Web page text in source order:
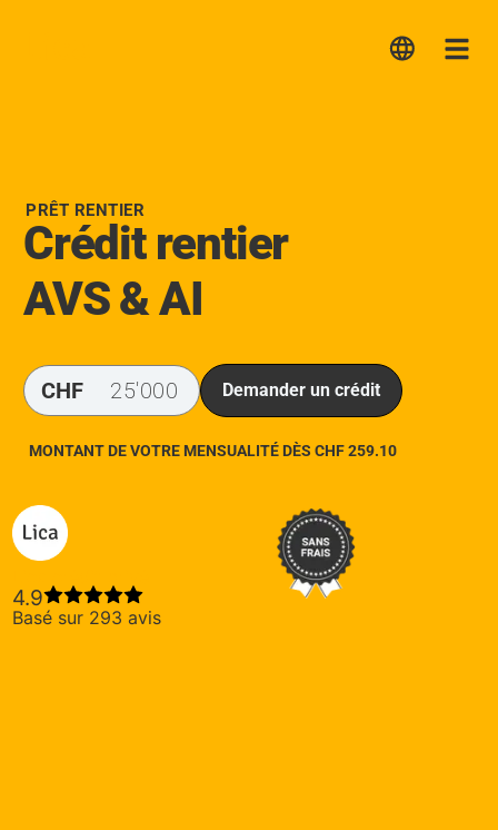
PRÊT RENTIER
Crédit rentier
AVS & AI
CHF Demander un crédit
MONTANT DE VOTRE MENSUALITÉ DÈS CHF259.10
4.9
Basé sur 293 avis